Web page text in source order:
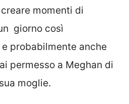
momenti di
giorno così
probabilmente anche
permesso a Meghan di
moglie.